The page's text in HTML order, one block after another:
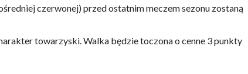
czerwonej) przed ostatnim meczem sezonu zostaną
towarzyski. Walka będzie toczona o cenne 3 punkty